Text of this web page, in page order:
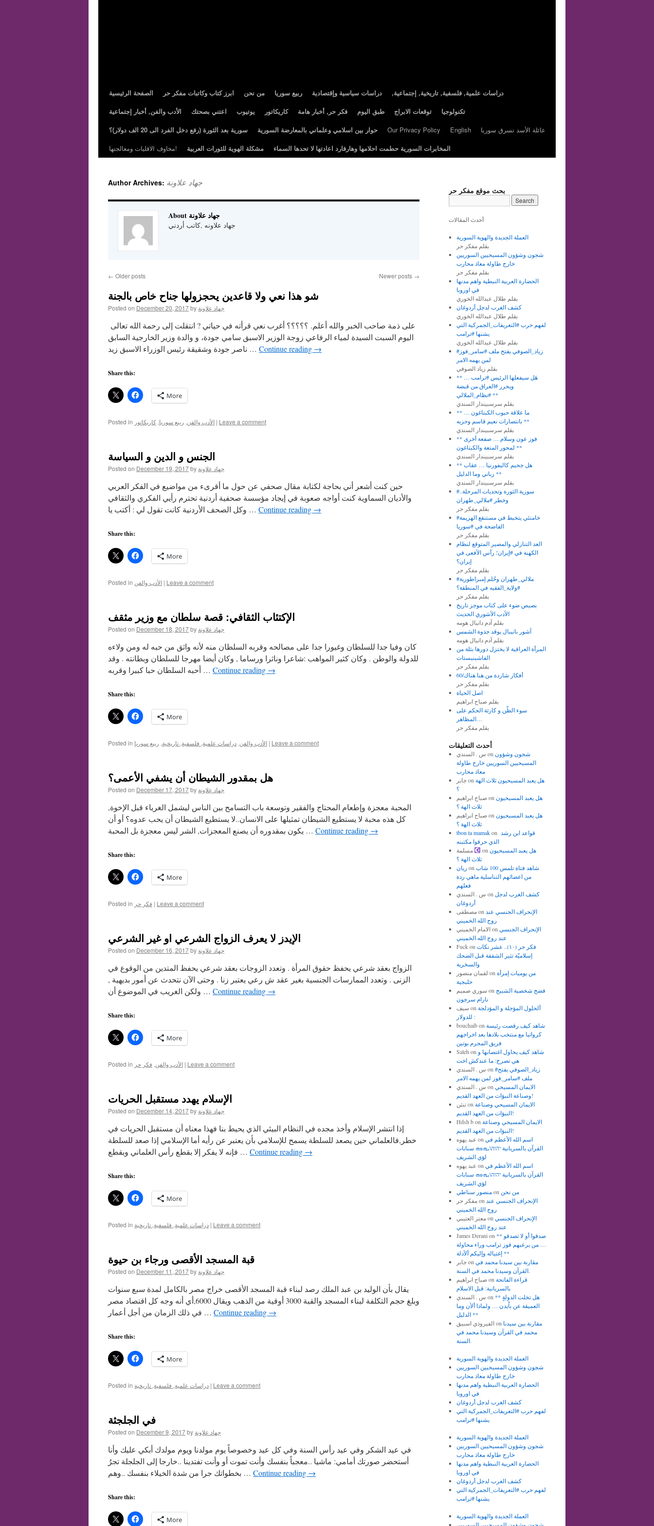
الصفحة الرئيسية ابرز كتاب وكاتبات مفكر حر من نحن ربيع سوريا دراسات سياسية وإقتصادية
,دراسات علمية, فلسفية, تاريخية, إجتماعية
الأدب والفن, أخبار إجتماعية
اعتني بصحتك يوتيوب كاريكاتور فكر حر, أخبار هامة طبق اليوم توقعات الابراج
تكنولوجيا
سورية بعد الثورة (رفع دخل الفرد الى 20 الف دولار)؟
حوار بين اسلامي وعلماني بالمعارضة السورية Our Privacy Policy English
عائلة الأسد تسرق سوريا
مخاوف الاقليات ومعالجتها!
مشكلة الهوية للثورات العربية المخابرات السورية حطمت احلامها وهارفارد اعادتها لا تحدها السماء
Author Archives: جهاد علاونة
About جهاد علاونة
جهاد علاونه ,كاتب أردني
← Older posts Newer posts →
شو هذا نعي ولا قاعدين يحجزولها جناح خاص بالجنة
Posted on December 20, 2017by جهاد علاونة
اليوم السبت السيدة لمياء الرفاعي زوجة الوزير الاسبق سامي جودة، و والدة وزير الخارجية السابق
ناصر جودة وشقيقة رئيس الوزراء الاسبق زيد … Continue reading →
Share this:
More
Posted in الأدب والفن, ربيع سوريا, كاريكاتور | Leave a comment
الجنس و الدين و السياسة
Posted on December 19, 2017by جهاد علاونة
حين كنت أشعر أني بحاجة لكتابة مقال صحفي عن حول ما أقرىء من مواضيع في الفكر العربي
والأديان السماوية كنت أواجه صعوبة في إيجاد مؤسسة صحفية أردنية تحترم رأيي الفكري والثقافي
وكل الصحف الأردنية كانت تقول لي : أكتب يا … Continue reading →
Share this:
More
Posted in الأدب والفن | Leave a comment
الإكتئاب الثقافي: قصة سلطان مع وزير مثقف
Posted on December 18, 2017by جهاد علاونة
كان وفيا جدا للسلطان وغيورا جدا على مصالحه وقربه السلطان منه لأنه واثق من حبه له ومن ولاءه
للدولة والوطن . وكان كثير المواهب :شاعرا وناثرا ورساما , وكان أيضا مهرجا للسلطان وبطانته . وقد
أحبه السلطان حبا كبيرا وقربه … Continue reading →
Share this:
More
Posted in الأدب والفن, دراسات علمية, فلسفية, تاريخية, ربيع سوريا | Leave a comment
هل بمقدور الشيطان أن يشفي الأعمى؟
Posted on December 17, 2017by جهاد علاونة
المحبة معجزة وإطعام المحتاج والفقير وتوسعة باب التسامح بين الناس ليشمل الغرباء قبل الإخوة,
كل هذه محبة لا يستطيع الشيطان تمثيلها على الانسان..لا يستطيع الشيطان أن يحب عدوه؟ أو أن
يكون بمقدوره أن يصنع المعجزات, الشر ليس معجزة بل المحبة … Continue reading →
Share this:
More
Posted in فكر حر | Leave a comment
الإيدز لا يعرف الزواج الشرعي او غير الشرعي
Posted on December 16, 2017by جهاد علاونة
الزواج بعقد شرعي يحفظ حقوق المرأة . وتعدد الزوجات بعقد شرعي يحفظ المتدين من الوقوع في
الزنى . وتعدد الممارسات الجنسية بغير عقد ش رعي يعتبر زنا . وحتى الآن نتحدث عن أمور بديهية ,
ولكن الغريب في الموضوع أن … Continue reading →
Share this:
More
Posted in الأدب والفن, فكر حر | Leave a comment
الإسلام يهدد مستقبل الحريات
Posted on December 14, 2017by جهاد علاونة
إذا انتشر الإسلام وأخذ مجده في النظام البيئي الذي يحيط بنا فهذا معناه أن مستقبل الحريات في
خطر,فالعلماني حين يصعد للسلطة يسمح للإسلامي بأن يعتبر عن رأيه أما الإسلامي إذا صعد للسلطة
فإنه لا يفكر إلا بقطع رأس العلماني وبقطع … Continue reading →
Share this:
More
Posted in دراسات علمية, فلسفية, تاريخية | Leave a comment
قبة المسجد الأقصى ورجاء بن حيوة
Posted on December 11, 2017by جهاد علاونة
يقال بأن الوليد بن عبد الملك رصد لبناء قبة المسجد الأقصى خراج مصر بالكامل لمدة سبع سنوات
وبلغ حجم التكلفة لبناء المسجد والقبة 3000 أوقية من الذهب ويقال 6000,أي أنه وجه كل اقتصاد مصر
في ذلك الزمان من أجل أعمار … Continue reading →
Share this:
More
Posted in دراسات علمية, فلسفية, تاريخية | Leave a comment
في الجلجثة
Posted on December 9, 2017by جهاد علاونة
في عيد الشكر وفي عيد رأس السنة وفي كل عيد وخصوصاً يوم مولدنا ويوم مولدك أبكي عليك وأنا
أستحضر صورتك أمامي: ماشيا ..معجباً بنفسك وأنت تموت أو وأنت تفتدينا ..خارجا إلى الجلجلة تجرُ
بخطواتك جرا من شدة الخيلاء بنفسك ..وهم … Continue reading →
Share this:
More
بحث موقع مفكر حر
أحدث المقالات
العملة الجديدة والهوية السورية
بقلم مفكر حر
شجون وشؤون المسيحيين السوريين
خارج طاولة معاذ محارب
بقلم مفكر حر
الحضارة العربية النبطية واهم مدنها
في اوروبا
بقلم طلال عبدالله الخوري
كشف الغرب لدجل أردوغان
بقلم طلال عبدالله الخوري
لفهم حرب #التعريفات_الجمركية التي
يشنها #ترامب
بقلم طلال عبدالله الخوري
#زياد_الصوفي يفتح ملف #سامر_فوز
لمن يهمه الامر
بقلم زياد الصوفي
** هَل سيفعلها الرئيس #ترامب …
ويحرر #العراق من قبضة
#نظام_الملالي **
بقلم سرسبيندار السندي
** ما علاقة حبوب الكبتاغون …
بانتصارات نعيم قاسم وحزبه **
بقلم سرسبيندار السندي
** فوز عون وسلام … صفعة أخرى
لمحور المتعة والكبتاغون **
بقلم سرسبيندار السندي
** هل جحيم كاليفورنيا … عقاب
رباني وما الدليل **
بقلم سرسبيندار السندي
#سورية الثورة وتحديات المرحلة..
وخطر #ملالي_طهران
بقلم مفكر حر
#خامنئي يتخبط في مستنقع الهزيمة
الفاضحة في #سوريا
بقلم مفكر حر
العد التنازلي والمصير المتوقع لنظام
الكهنة في #إيران؛ رأس الأفعى في
إيران؟
بقلم مفكر حر
#ملالي_طهران وحُلم إمبراطورية
#ولاية_الفقيه في المنطقة؟
بقلم مفكر حر
بصيص ضوء على كتاب موجز تاريخ
الأدب الآشوري الحديث
بقلم آدم دانيال هومه
آشور بانيبال يوقد جذوة الشمس
بقلم آدم دانيال هومه
المرأة العراقية لا يختزل دورها بثلة من
الفاشينيستات
بقلم مفكر حر
أفكار شاردة من هنا هناك/60
بقلم مفكر حر
اصل الحياة
بقلم صباح ابراهيم
سوء الظّن و كارثة الحكم على
المظاهر…
بقلم مفكر حر
أحدث التعليقات
س . السندي on شجون وشؤون
المسيحيين السوريين خارج طاولة
معاذ محارب
جابرon هل يعبد المسيحيون ثلاث الهة
؟
صباح ابراهيمon هل يعبد المسيحيون
ثلاث الهة ؟
صباح ابراهيمon هل يعبد المسيحيون
ثلاث الهة ؟
tbon ta mamakon
الذي حرقوا مكتبنه
مسلمة
onهل يعبد المسيحيون
ثلاث الهة ؟
ريان on شاهد فتاة تلمس 100 شاب
من اعضائهم التناسلية ماهي ردة
فعلهم
س . السندي on كشف الغرب لدجل
أردوغان
مصطفىon الإنحراف الجنسي عند
روح الله الخميني
الامام الخمينيon الإنحراف الجنسي
عند روح الله الخميني
Fuckon فكر حر (١٠).. عشر نكات
إسلاميّة تثير الشفقة قبل الضحك
والسخرية
لقمان منصور on من يوميات إمرأة
حلبجية
سوري صميم on فضح شخصية الشبيح
نارام سرجون
سيف on ألحلول المؤجلة و المؤدلجة
للدولار :
bouchaibon شاهد كيف رقصت رئيسة
كرواتيا مع منتخب بلادها بعد اخراجهم
فريق المجرم بوتين
Saleh on شاهد كيف يحاول اغتصابها و
هي تصرخ: ما عندكش اخت
س . السندي on #زياد_الصوفي يفتح
ملف #سامر_فوز لمن يهمه الامر
س . السندي on الايمان المسيحي
وصناعة النبؤات من العهد القديم!
تنثنon الايمان المسيحي وصناعة
النبؤات من العهد القديم!
Hdsh bon الايمان المسيحي وصناعة
النبؤات من العهد القديم!
عبد يهوه on اسم الله الأعظم في
القرآن بالسريانية יהוה\ܝܗܘܗ سنابات
لؤي الشريف
عبد يهوه on اسم الله الأعظم في
القرآن بالسريانية יהוה\ܝܗܘܗ سنابات
لؤي الشريف
منصور سناطيon من نحن
مفكر حرon الإنحراف الجنسي عند
روح الله الخميني
معتز العتيبيon الإنحراف الجنسي
عند روح الله الخميني
James Derani on ** صدقوا أو لا تصدقو
… من يرعبهم فوز ترامب وراء محاولة
إغتياله وإليكم ألأدلة **
جابرon مقارنة بين سيدنا محمد في
القرآن وسيدنا محمد في السنة.
صباح ابراهيمon قراءة الفاتحة
بالسريانية: قبل الاسلام
س . السندي on ** هل تخلت الدولةٍ
العميقة عن باْيدن … ولماذا ألأن وما
الدليل **
الفيروذي اسبيقon مقارنة بين سيدنا
محمد في القرآن وسيدنا محمد في
السنة.
العملة الجديدة والهوية السورية
شجون وشؤون المسيحيين السوريين
خارج طاولة معاذ محارب
الحضارة العربية النبطية واهم مدنها
في اوروبا
كشف الغرب لدجل أردوغان
لفهم حرب #التعريفات_الجمركية التي
يشنها #ترامب
العملة الجديدة والهوية السورية
شجون وشؤون المسيحيين السوريين
خارج طاولة معاذ محارب
الحضارة العربية النبطية واهم مدنها
في اوروبا
كشف الغرب لدجل أردوغان
لفهم حرب #التعريفات_الجمركية التي
يشنها #ترامب
العملة الجديدة والهوية السورية